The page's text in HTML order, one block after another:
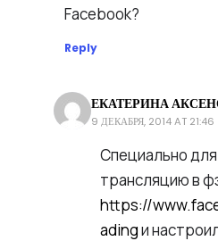
Facebook?
Reply
Аксенова
ЕКАТЕРИНА
9 ДЕКАБРЯ, 2014 AT 21:46
Специально
трансляцию в
https://
adingи